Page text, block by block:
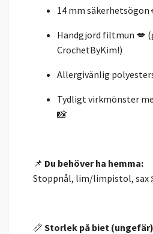
14 mm säkerhetsögon
Handgjord filtmun 💋
CrochetByKim!)
Allergivänlig
Tydligt virkmönster
📸
📌 Du behöver ha hemma:
Stoppnål, lim/limpistol, sax
📏 Storlek på biet